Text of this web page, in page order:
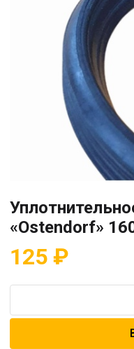
«Ostendorf»
125 ₽
Уплотнительное